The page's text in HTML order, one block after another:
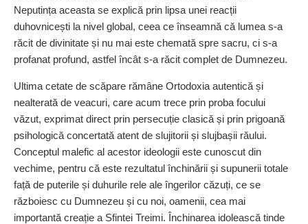
Neputința aceasta se explică prin lipsa unei reacții
duhovnicești la nivel global, ceea ce înseamnă că lumea s-a
răcit de divinitate și nu mai este chemată spre sacru, ci s-a
profanat profund, astfel încât s-a răcit complet de Dumnezeu.
Ultima cetate de scăpare rămâne Ortodoxia autentică și
nealterată de veacuri, care acum trece prin proba focului
văzut, exprimat direct prin persecuție clasică și prin prigoană
psihologică concertată atent de slujitorii și slujbașii răului.
Conceptul malefic al acestor ideologii este cunoscut din
vechime, pentru că este rezultatul închinării și supunerii totale
față de puterile și duhurile rele ale îngerilor căzuți, ce se
războiesc cu Dumnezeu și cu noi, oamenii, cea mai
importantă creație a Sfintei Treimi. Închinarea idolească tinde